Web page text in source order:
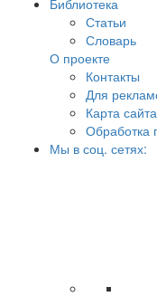
Библиотека
Статьи
Словарь
О проекте
Контакты
Для
Карта сайта
Обработка
Мы в соц. сетях: